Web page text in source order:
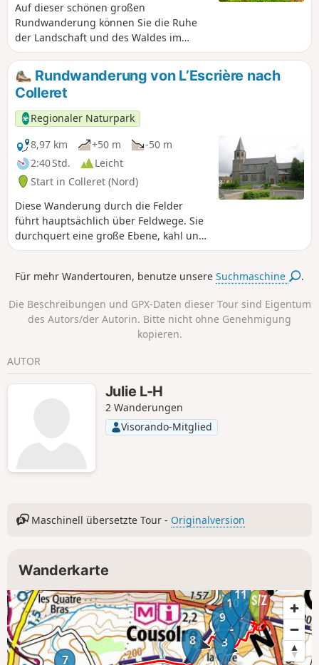
Auf dieser schönen großen
Rundwanderung können Sie die Ruhe
der Landschaft und des Waldes im
Dreieck zwischen den Gemeinden
Beaumont, Sivry-Rance und Solre-le-
Château sowie das Schloss Lanthier
entdecken, das wie ein wunderschöner
weißer Fleck inmitten des Waldes liegt.
Rundwanderung von L’Escrière nach
Colleret
Regionaler Naturpark
8,97 km
+50 m
-50 m
2:40 Std.
Leicht
Start in Colleret (Nord)
Diese Wanderung durch die Felder
führt hauptsächlich über Feldwege. Sie
durchquert eine große Ebene, kahl und
dem Wind ausgesetzt.
Für mehr Wandertouren, benutze unsereSuchmaschine .
Die Beschreibungen und GPX-Daten dieser Tour sind Eigentum
des Autors/der Autorin. Bitte nicht ohne Genehmigung
kopieren.
AUTOR
Julie L-H
2 Wanderungen
Visorando-Mitglied
Maschinell übersetzte Tour - Originalversion
Wanderkarte
1
2
3
7
8
9
10
11